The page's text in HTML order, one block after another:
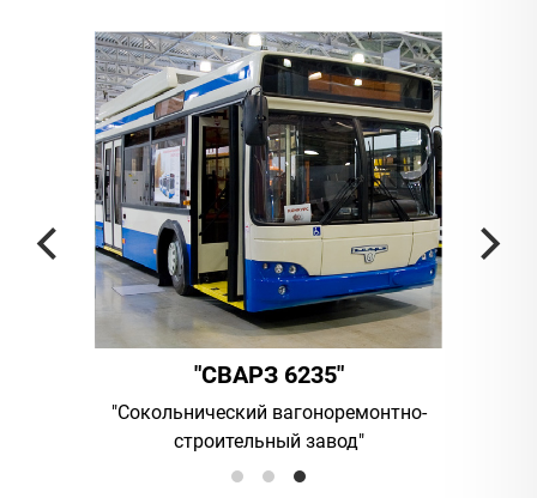
"СВАРЗ 6235"
"Сокольнический вагоноремонтно-
строительный завод"